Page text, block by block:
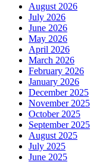
August 2026
July 2026
June 2026
May 2026
April 2026
March 2026
February 2026
January 2026
December 2025
November 2025
October 2025
September 2025
August 2025
July 2025
June 2025